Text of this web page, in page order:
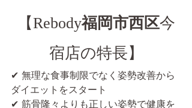
【Rebody福岡市西区今
宿店の特長】
✔ 無理な食事制限でなく姿勢改善から
ダイエットをスタート
✔ 筋骨隆々よりも正しい姿勢で健康を